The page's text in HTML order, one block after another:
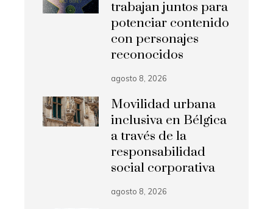
trabajan juntos para
potenciar contenido
con personajes
reconocidos
agosto 8, 2026
Movilidad urbana
inclusiva en Bélgica
a través de la
responsabilidad
social corporativa
agosto 8, 2026